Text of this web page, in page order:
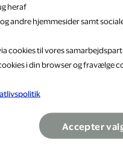
10 %
heraf
andre hjemmesider samt
cookies til vores
i din browser og fravælge
Accepter